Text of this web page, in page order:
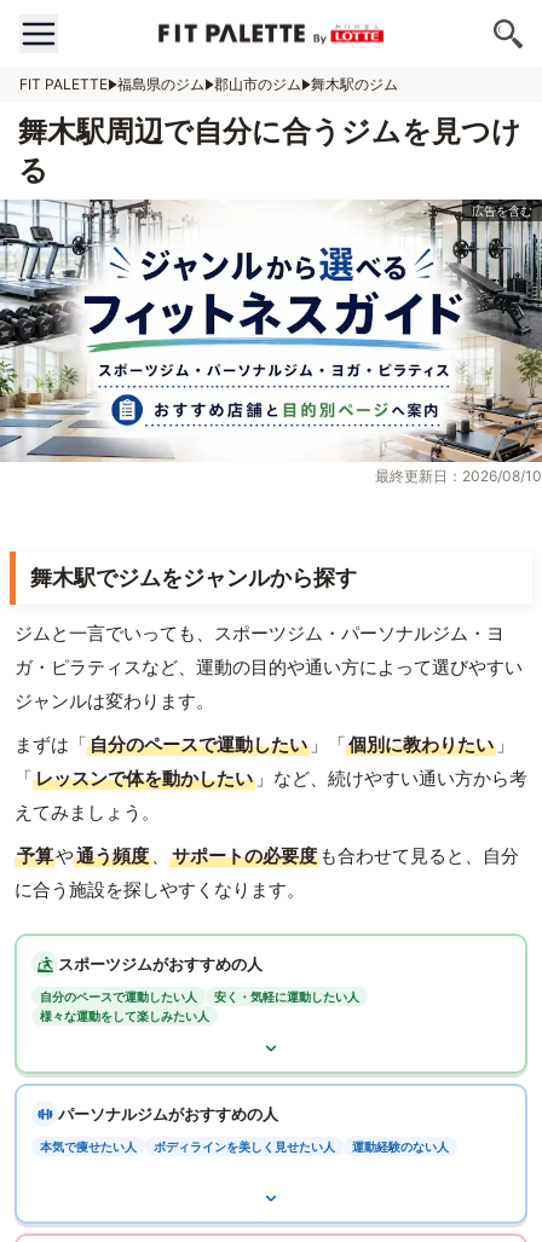
FIT PALETTE 福島県のジム 郡山市のジム 舞木駅のジム
舞木駅周辺で自分に合うジムを見つけ
る
最終更新日：2026/08/10
舞木駅でジムをジャンルから探す
ジムと一言でいっても、スポーツジム・パーソナルジム・ヨ
ガ・ピラティスなど、運動の目的や通い方によって選びやすい
ジャンルは変わります。
まずは「自分のペースで運動したい 」「個別に教わりたい 」
「レッスンで体を動かしたい 」など、続けやすい通い方から考
えてみましょう。
予算や通う頻度 、 サポートの必要度 も合わせて見ると、自分
に合う施設を探しやすくなります。
スポーツジムがおすすめの人
自分のペースで運動したい人
安く・気軽に運動したい人
様々な運動をして楽しみたい人
パーソナルジムがおすすめの人
本気で痩せたい人 ボディラインを美しく見せたい人 運動経験のない人